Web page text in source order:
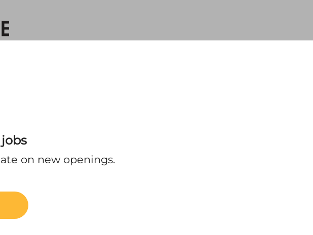
on new openings.